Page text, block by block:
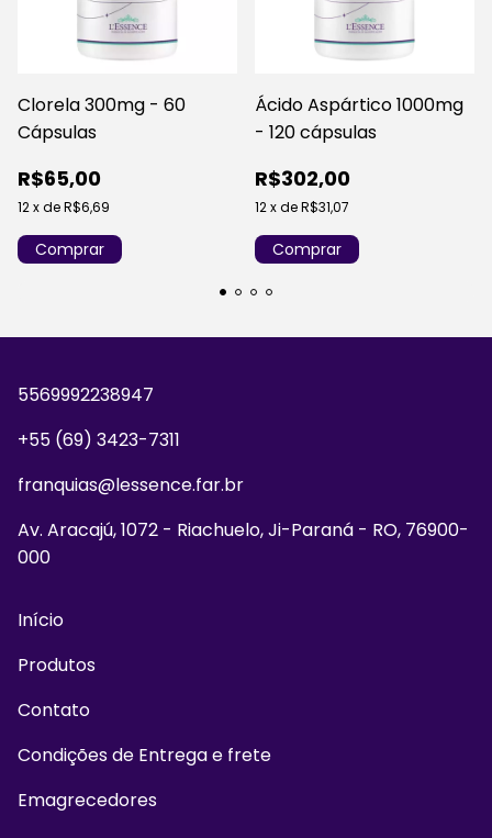
Clorela 300mg - 60
Cápsulas
R$65,00
12xdeR$6,69
Ácido Aspártico 1000mg
- 120 cápsulas
R$302,00
12xdeR$31,07
5569992238947
+55 (69) 3423-7311
franquias@lessence.far.br
Av. Aracajú, 1072 - Riachuelo, Ji-Paraná - RO, 76900-
000
Início
Produtos
Contato
Condições de Entrega e frete
Emagrecedores